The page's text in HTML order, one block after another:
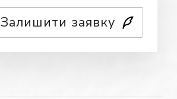
Залишити заявку